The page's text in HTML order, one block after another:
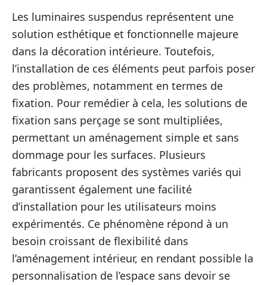
Les luminaires suspendus représentent une
solution esthétique et fonctionnelle majeure
dans la décoration intérieure. Toutefois,
l’installation de ces éléments peut parfois poser
des problèmes, notamment en termes de
fixation. Pour remédier à cela, les solutions de
fixation sans perçage se sont multipliées,
permettant un aménagement simple et sans
dommage pour les surfaces. Plusieurs
fabricants proposent des systèmes variés qui
garantissent également une facilité
d’installation pour les utilisateurs moins
expérimentés. Ce phénomène répond à un
besoin croissant de flexibilité dans
l’aménagement intérieur, en rendant possible la
personnalisation de l’espace sans devoir se